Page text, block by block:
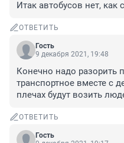
Итак автобусов нет, как
ОТВЕТИТЬ
Гость
9 декабря 2021, 19:48
Конечно надо разорить
транспортное вместе с
плечах будут возить
ОТВЕТИТЬ
Гость